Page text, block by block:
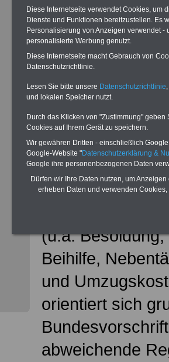
Neu
Beamte
Das beliebte
und Beamte"
(u.a.
Beihilfe,
und
orientiert sich
abweichende
Diese Internetseite verwendet Cookies, um
Dienste und Funktionen bereitzustellen. Es
Personalisierung von Anzeigen verwendet
personalisierte Werbung genutzt.
Diese Internetseite macht Gebrauch von
Datenschutzrichtlinie.
Lesen Sie bitte unsere Datenschutzrichtlinie
und lokalen Speicher nutzt.
Durch das Klicken von "Zustimmung"
Cookies auf Ihrem Gerät zu speichern.
Wir gewähren Dritten - einschließlich
Google-Website "Datenschutzerklärung &
Google ihre personenbezogenen Daten
Dürfen wir Ihre Daten nutzen, um
erheben Daten und verwenden